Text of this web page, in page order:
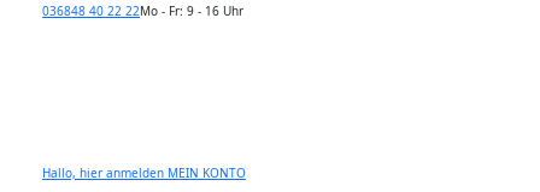
036848 40 22 22Mo - Fr: 9 - 16 Uhr
Hallo, hier anmelden MEIN KONTO